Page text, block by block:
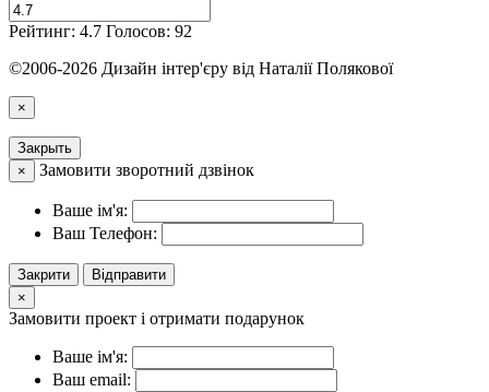
Рейтинг: 4.7 Голосов: 92
©2006-2026 Дизайн інтер'єру від Наталії Полякової
×
Закрыть
×
Замовити зворотний дзвінок
Ваше ім'я:
Ваш Телефон:
Закрити
Відправити
×
Замовити проект і отримати подарунок
Ваше ім'я:
Ваш email: